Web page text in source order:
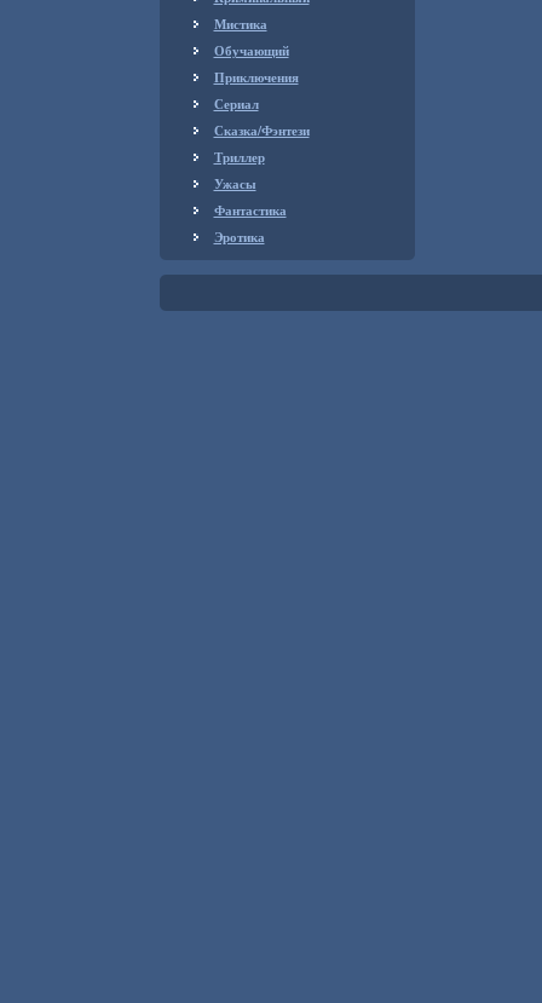
Мистика
Обучающий
Приключения
Сериал
Сказка/Фэнтези
Триллер
Ужасы
Фантастика
Эротика